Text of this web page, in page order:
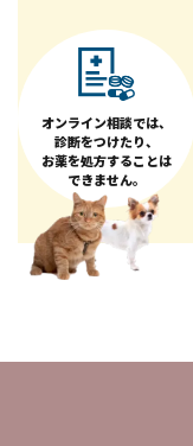
オンライン相談では、
診断をつけたり、
お薬を処方することは
できません。